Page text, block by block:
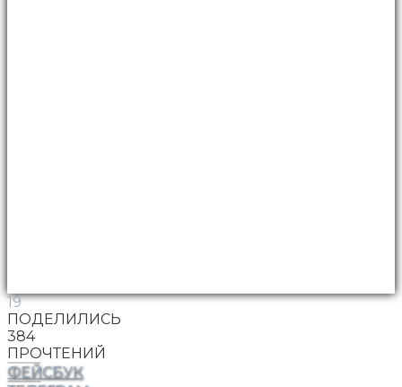
19
ПОДЕЛИЛИСЬ
384
ПРОЧТЕНИЙ
ФЕЙСБУК